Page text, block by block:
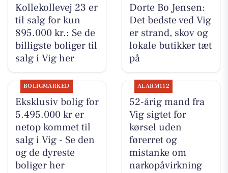
Kollekollevej 23 er
til salg for kun
895.000 kr.: Se de
billigste boliger til
salg i Vig her
Dorte Bo Jensen:
Det bedste ved Vig
er strand, skov og
lokale butikker tæt
på
BOLIGMARKED
Eksklusiv bolig for
5.495.000 kr er
netop kommet til
salg i Vig - Se den
og de dyreste
boliger her
ALARM112
52-årig mand fra
Vig sigtet for
kørsel uden
førerret og
mistanke om
narkopåvirkning